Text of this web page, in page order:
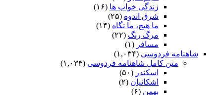
زندگی خواب ها (۱۶)
شرق اندوه (۲۵)
ما هیچ، ما نگاه (۱۴)
مرگ رنگ (۲۲)
مسافر (۱)
شاهنامه فردوسی (۱,۰۳۴)
متن کامل شاهنامه فردوسی (۱,۰۳۴)
اسکندر (۵۰)
اشکانیان (۲)
بهمن (۶)